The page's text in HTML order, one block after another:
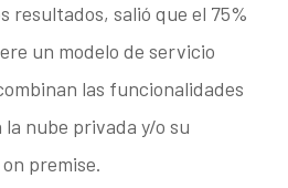
resultados, salió que el 75%
un modelo de servicio
las funcionalidades
nube privada y/o su
premise.